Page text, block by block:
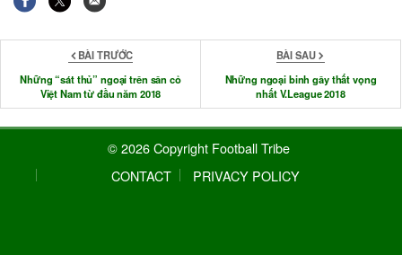
BÀI TRƯỚC
Những “sát thủ” ngoại trên sân cỏ
Việt Nam từ đầu năm 2018
BÀI SAU
Những ngoại binh gây thất vọng
nhất V.League 2018
© 2026 Copyright Football Tribe
CONTACT
PRIVACY POLICY